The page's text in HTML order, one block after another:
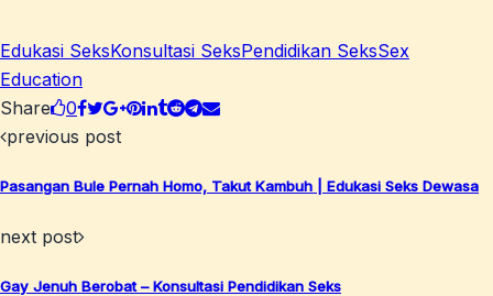
Edukasi SeksKonsultasi SeksPendidikan SeksSex
Education
Share
0
previous post
Pasangan Bule Pernah Homo, Takut Kambuh | Edukasi Seks Dewasa
next post
Gay Jenuh Berobat – Konsultasi Pendidikan Seks